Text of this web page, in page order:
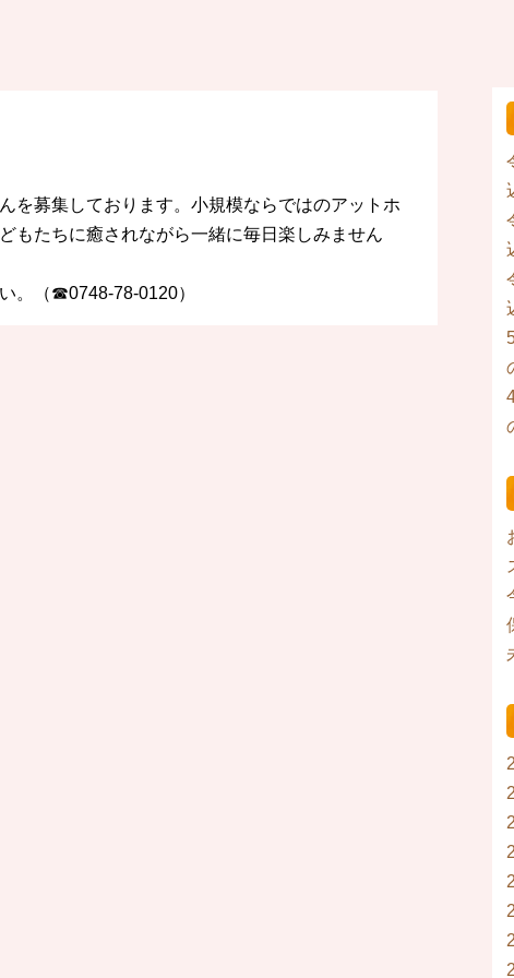
を募集しております。小規模ならではのアットホ
もたちに癒されながら一緒に毎日楽しみません
。（☎0748-78-0120）